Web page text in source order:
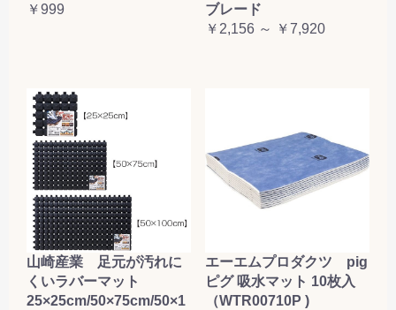
￥999
ブレード
￥2,156 ～ ￥7,920
山崎産業 足元が汚れに
くいラバーマット
25×25cm/50×75cm/50×1
エーエムプロダクツ pig
ピグ 吸水マット 10枚入
（WTR00710P )